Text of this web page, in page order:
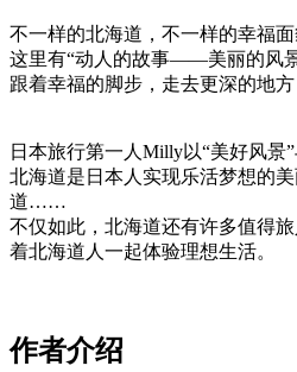
不一样的北海道，不一样的幸福面
这里有“动人的故事——美丽的
跟着幸福的脚步，走去更深的地
日本旅行第一人Milly以“美好风景
北海道是日本人实现乐活梦想的
道……
不仅如此，北海道还有许多值得
着北海道人一起体验理想生活。
作者介绍